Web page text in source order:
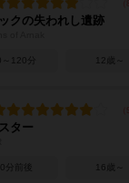
クの失われし遺跡
～120分 12歳～
ター
分前後 16歳～